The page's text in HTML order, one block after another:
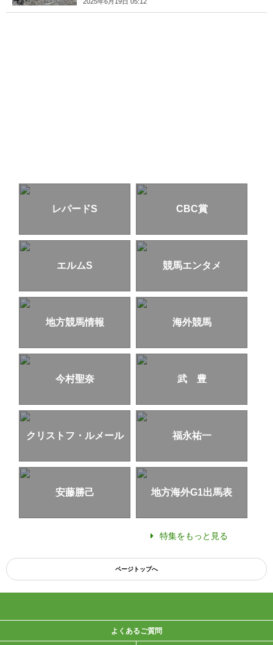
レパードS CBC賞
エルムS 競馬エンタメ
地方競馬情報 海外競馬
今村聖奈 武 豊
クリストフ・ルメール 福永祐一
安藤勝己 地方海外G1出馬表
特集をもっと見る
ページトップへ
よくあるご質問